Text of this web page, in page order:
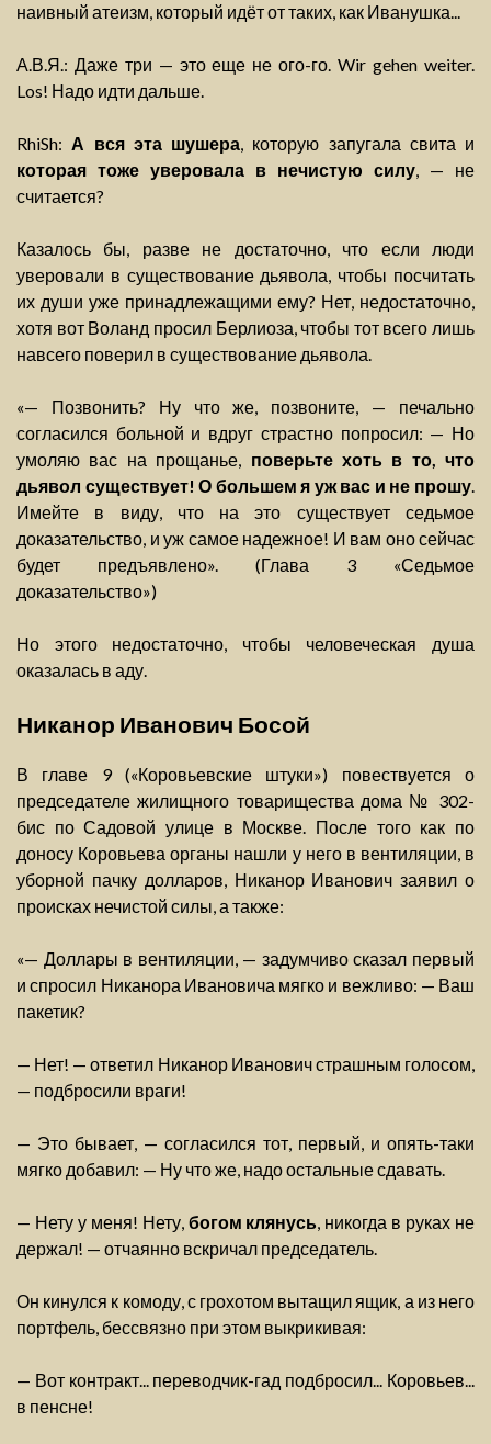
наивный атеизм, который идёт от таких, как Иванушка...
А.В.Я.: Даже три — это еще не ого-го. Wir gehen weiter.
Los! Надо идти дальше.
RhiSh: А вся эта шушера, которую запугала свита и
которая тоже уверовала в нечистую силу, — не
считается?
Казалось бы, разве не достаточно, что если люди
уверовали в существование дьявола, чтобы посчитать
их души уже принадлежащими ему? Нет, недостаточно,
хотя вот Воланд просил Берлиоза, чтобы тот всего лишь
навсего поверил в существование дьявола.
«— Позвонить? Ну что же, позвоните, — печально
согласился больной и вдруг страстно попросил: — Но
умоляю вас на прощанье, поверьте хоть в то, что
дьявол существует! О большем я уж вас и не прошу.
Имейте в виду, что на это существует седьмое
доказательство, и уж самое надежное! И вам оно сейчас
будет предъявлено». (Глава 3 «Седьмое
доказательство»)
Но этого недостаточно, чтобы человеческая душа
оказалась в аду.
Никанор Иванович Босой
В главе 9 («Коровьевские штуки») повествуется о
председателе жилищного товарищества дома № 302-
бис по Садовой улице в Москве. После того как по
доносу Коровьева органы нашли у него в вентиляции, в
уборной пачку долларов, Никанор Иванович заявил о
происках нечистой силы, а также:
«— Доллары в вентиляции, — задумчиво сказал первый
и спросил Никанора Ивановича мягко и вежливо: — Ваш
пакетик?
— Нет! — ответил Никанор Иванович страшным голосом,
— подбросили враги!
— Это бывает, — согласился тот, первый, и опять-таки
мягко добавил: — Ну что же, надо остальные сдавать.
— Нету у меня! Нету, богом клянусь, никогда в руках не
держал! — отчаянно вскричал председатель.
Он кинулся к комоду, с грохотом вытащил ящик, а из него
портфель, бессвязно при этом выкрикивая:
— Вот контракт... переводчик-гад подбросил... Коровьев...
в пенсне!